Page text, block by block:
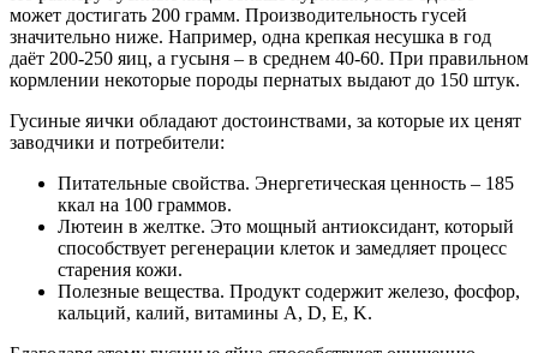
может достигать 200 грамм. Производительность гусей
значительно ниже. Например, одна крепкая несушка в год
даёт 200-250 яиц, а гусыня – в среднем 40-60. При правильном
кормлении некоторые породы пернатых выдают до 150 штук.
Гусиные яички обладают достоинствами, за которые их ценят
заводчики и потребители:
Питательные свойства. Энергетическая ценность – 185
ккал на 100 граммов.
Лютеин в желтке. Это мощный антиоксидант, который
способствует регенерации клеток и замедляет процесс
старения кожи.
Полезные вещества. Продукт содержит железо, фосфор,
кальций, калий, витамины А, D, E, K.